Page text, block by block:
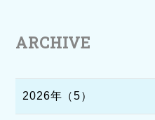
ARCHIVE
2026年（5）